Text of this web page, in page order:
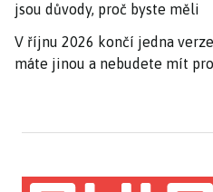
jsou důvody, proč byste měli
V říjnu 2026 končí jedna
máte jinou a nebudete mít